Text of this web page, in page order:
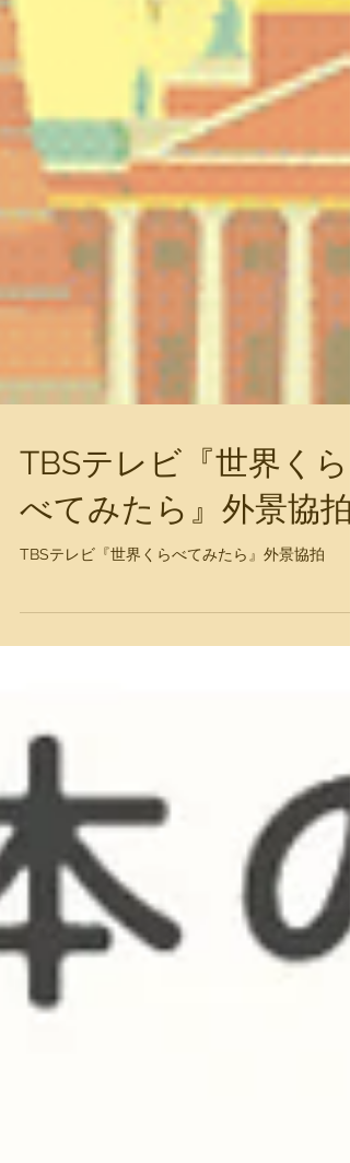
TBSテレビ『世界くら
べてみたら』外景協拍
TBSテレビ『世界くらべてみたら』外景協拍